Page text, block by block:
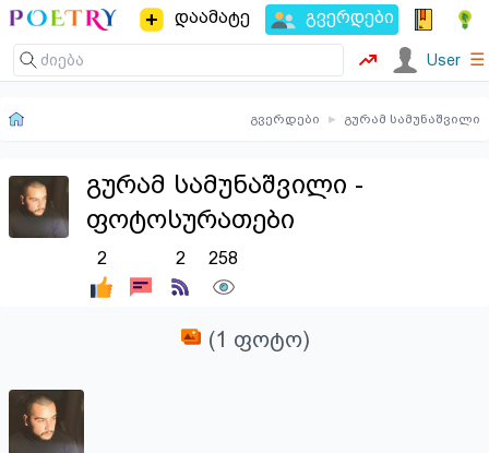
დაამატე გვერდები
User ☰
გვერდები ▸ გურამ სამუნაშვილი
გურამ სამუნაშვილი -
ფოტოსურათები
2 2 258
(1 ფოტო)